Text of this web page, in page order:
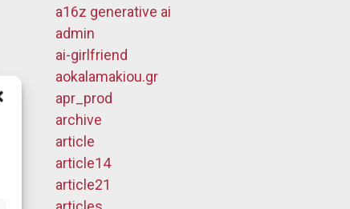
a16z generative ai
admin
ai-girlfriend
aokalamakiou.gr
apr_prod
archive
article
article14
article21